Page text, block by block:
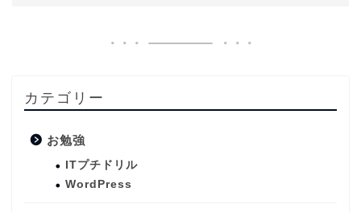
カテゴリー
お勉強
ITプチドリル
WordPress